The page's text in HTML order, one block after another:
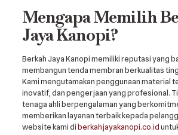
Mengapa Memilih
Jaya Kanopi?
Berkah Jaya Kanopi memiliki reputasi yang
membangun tenda membran berkualitas
Kami mengutamakan penggunaan material
inovatif, dan pengerjaan yang profesional.
tenaga ahli berpengalaman yang
memberikan layanan terbaik kepada
website kami diberkahjayakanopi.co.id